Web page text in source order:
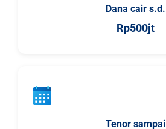
Dana cair s.d.
Rp500jt
Tenor sampai